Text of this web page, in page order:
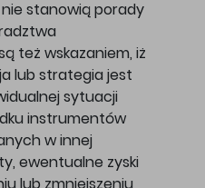
stanowią porady
też wskazaniem, iż
lub strategia jest
sytuacji
instrumentów
w innej
ewentualne zyski